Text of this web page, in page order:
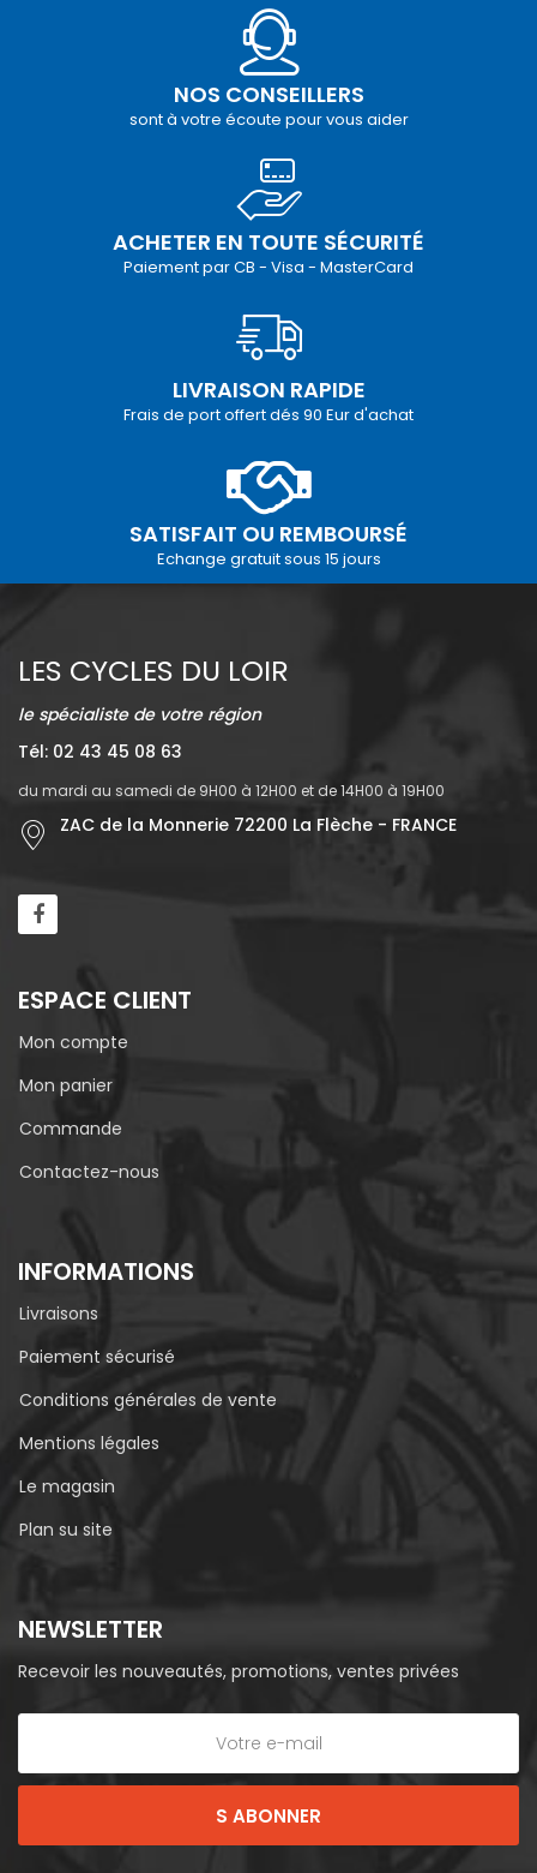
NOS CONSEILLERS
sont à votre écoute pour vous aider
ACHETER EN TOUTE SÉCURITÉ
Paiement par CB - Visa - MasterCard
LIVRAISON RAPIDE
Frais de port offert dés 90 Eur d'achat
SATISFAIT OU REMBOURSÉ
Echange gratuit sous 15 jours
LES CYCLES DU LOIR
le spécialiste de votre région
Tél: 02 43 45 08 63
du mardi au samedi de 9H00 à 12H00 et de 14H00 à 19H00
ZAC de la Monnerie 72200 La Flèche - FRANCE
ESPACE CLIENT
Mon compte
Mon panier
Commande
Contactez-nous
INFORMATIONS
Livraisons
Paiement sécurisé
Conditions générales de vente
Mentions légales
Le magasin
Plan su site
NEWSLETTER
Recevoir les nouveautés, promotions, ventes privées
S ABONNER